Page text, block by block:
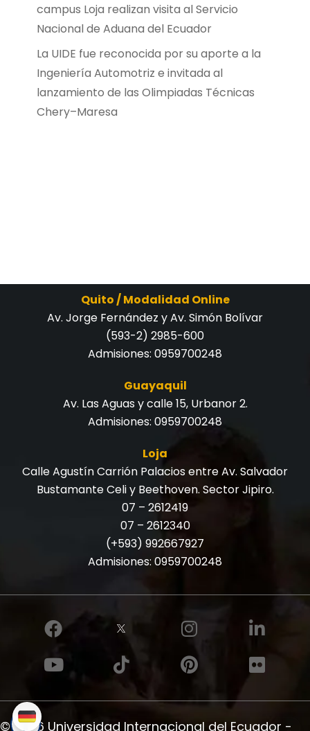
campus Loja realizan visita al Servicio
Nacional de Aduana del Ecuador
La UIDE fue reconocida por su aporte a la
Ingeniería Automotriz e invitada al
lanzamiento de las Olimpiadas Técnicas
Chery–Maresa
Quito / Modalidad Online
Av. Jorge Fernández y Av. Simón Bolívar
(593-2) 2985-600
Admisiones: 0959700248
Guayaquil
Av. Las Aguas y calle 15, Urbanor 2.
Admisiones: 0959700248
Loja
Calle Agustín Carrión Palacios entre Av. Salvador
Bustamante Celi y Beethoven. Sector Jipiro.
07 – 2612419
07 – 2612340
(+593) 992667927
Admisiones: 0959700248
© 2026 Universidad Internacional del Ecuador -